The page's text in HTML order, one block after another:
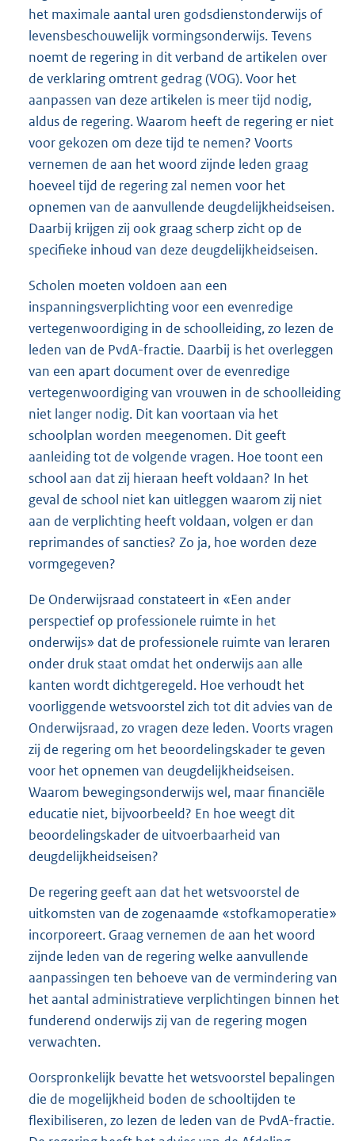
het maximale aantal uren godsdienstonderwijs of
levensbeschouwelijk vormingsonderwijs. Tevens
noemt de regering in dit verband de artikelen over
de verklaring omtrent gedrag (VOG). Voor het
aanpassen van deze artikelen is meer tijd nodig,
aldus de regering. Waarom heeft de regering er niet
voor gekozen om deze tijd te nemen? Voorts
vernemen de aan het woord zijnde leden graag
hoeveel tijd de regering zal nemen voor het
opnemen van de aanvullende deugdelijkheidseisen.
Daarbij krijgen zij ook graag scherp zicht op de
specifieke inhoud van deze deugdelijkheidseisen.
Scholen moeten voldoen aan een
inspanningsverplichting voor een evenredige
vertegenwoordiging in de schoolleiding, zo lezen de
leden van de PvdA-fractie. Daarbij is het overleggen
van een apart document over de evenredige
vertegenwoordiging van vrouwen in de schoolleiding
niet langer nodig. Dit kan voortaan via het
schoolplan worden meegenomen. Dit geeft
aanleiding tot de volgende vragen. Hoe toont een
school aan dat zij hieraan heeft voldaan? In het
geval de school niet kan uitleggen waarom zij niet
aan de verplichting heeft voldaan, volgen er dan
reprimandes of sancties? Zo ja, hoe worden deze
vormgegeven?
De Onderwijsraad constateert in «Een ander
perspectief op professionele ruimte in het
onderwijs» dat de professionele ruimte van leraren
onder druk staat omdat het onderwijs aan alle
kanten wordt dichtgeregeld. Hoe verhoudt het
voorliggende wetsvoorstel zich tot dit advies van de
Onderwijsraad, zo vragen deze leden. Voorts vragen
zij de regering om het beoordelingskader te geven
voor het opnemen van deugdelijkheidseisen.
Waarom bewegingsonderwijs wel, maar financiële
educatie niet, bijvoorbeeld? En hoe weegt dit
beoordelingskader de uitvoerbaarheid van
deugdelijkheidseisen?
De regering geeft aan dat het wetsvoorstel de
uitkomsten van de zogenaamde «stofkamoperatie»
incorporeert. Graag vernemen de aan het woord
zijnde leden van de regering welke aanvullende
aanpassingen ten behoeve van de vermindering van
het aantal administratieve verplichtingen binnen het
funderend onderwijs zij van de regering mogen
verwachten.
Oorspronkelijk bevatte het wetsvoorstel bepalingen
die de mogelijkheid boden de schooltijden te
flexibiliseren, zo lezen de leden van de PvdA-fractie.